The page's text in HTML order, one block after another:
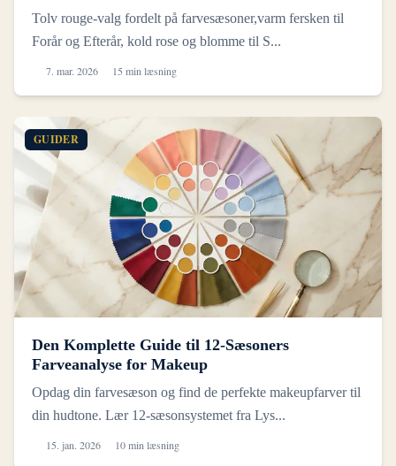
Tolv rouge-valg fordelt på farvesæsoner,varm fersken til
Forår og Efterår, kold rose og blomme til S...
7. mar. 2026 15 min læsning
GUIDER
Den Komplette Guide til 12-Sæsoners
Farveanalyse for Makeup
Opdag din farvesæson og find de perfekte makeupfarver til
din hudtone. Lær 12-sæsonsystemet fra Lys...
15. jan. 2026 10 min læsning